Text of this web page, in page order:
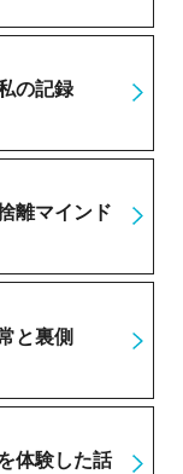
の記録
離マインド
と裏側
体験した話